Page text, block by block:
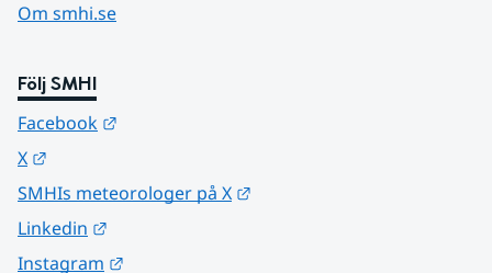
Om smhi.se
Följ SMHI
Facebook
X
SMHIs meteorologer på X
Linkedin
Instagram